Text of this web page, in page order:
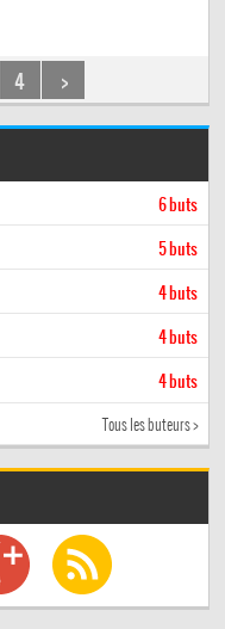
4 >
6 buts
5 buts
4 buts
4 buts
4 buts
Tous les buteurs >